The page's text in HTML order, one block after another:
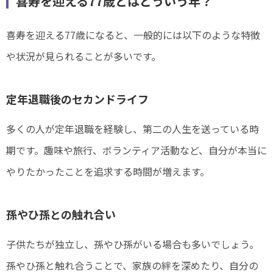
喜寿を迎える77歳になると、一般的には以下のような特徴
や状況が見られることが多いです。
定年退職後のセカンドライフ
多くの人が定年退職を経験し、第二の人生を送っている時
期です。趣味や旅行、ボランティア活動など、自分が本当に
やりたかったことを追求する時間が増えます。
孫やひ孫との触れ合い
子供たちが独立し、孫やひ孫がいる場合も多いでしょう。
孫やひ孫と触れ合うことで、家族の絆を深めたり、自分の